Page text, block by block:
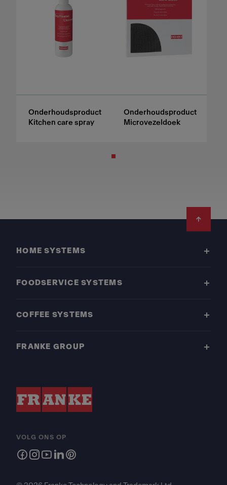
Onderhoudsproduct
Kitchen care spray
Onderhoudsproduct
Microvezeldoek
HOME SYSTEMS
FOODSERVICE SYSTEMS
COFFEE SYSTEMS
FRANKE GROUP
VOLG ONS OP